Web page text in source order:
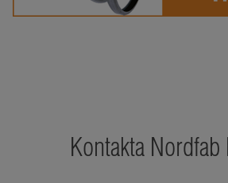
Kontakta Nordfab